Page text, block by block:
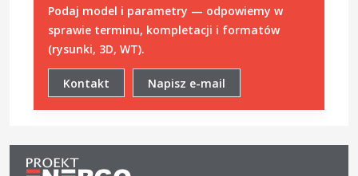
Podaj model i parametry — odpowiemy w
sprawie terminu, kompletacji i formatów
(rysunki, 3D, WT).
Kontakt Napisz e-mail